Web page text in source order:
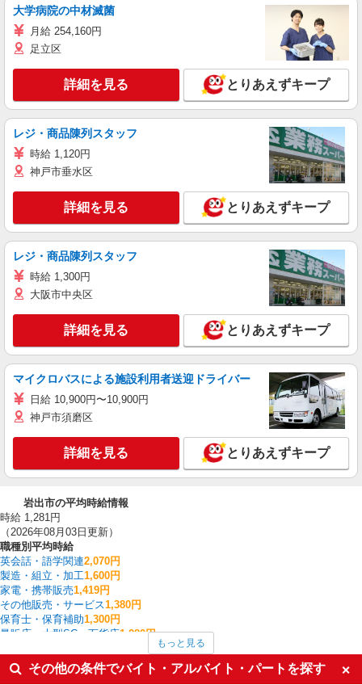
大学病院の中材滅菌
月給 254,160円
足立区
詳細を見る とりあえずキープ
レジ・商品陳列スタッフ
時給 1,120円
神戸市垂水区
詳細を見る とりあえずキープ
レジ・商品陳列スタッフ
時給 1,300円
大阪市中央区
詳細を見る とりあえずキープ
マイクロバスによる施設利用者送迎ドライバー
日給 10,900円〜10,900円
神戸市須磨区
詳細を見る とりあえずキープ
岩出市の平均時給情報
時給 1,281円
（2026年08月03日更新）
職種別平均時給
英会話・語学関連2,070円
製造・組立・加工1,600円
家電・携帯販売1,419円
その他販売・サービス1,380円
保育士・保育補助1,300円
量販店・大型SC・百貨店1,280円
施設警備・交通誘導警備・駐車輪場管理・イベント警備
介護職・ヘルパー1,221円
ファストフード・デリ
1,203円
もっと見る
その他の条件でバイト・アルバイト・パートを探す